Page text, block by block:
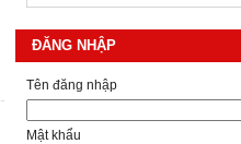
ĐĂNG NHẬP
Tên đăng nhập
Mật khẩu